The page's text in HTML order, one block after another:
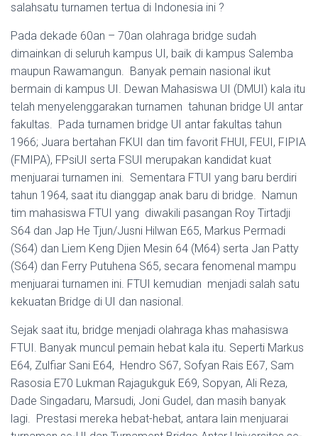
salahsatu turnamen tertua di Indonesia ini ?
Pada dekade 60an – 70an olahraga bridge sudah
dimainkan di seluruh kampus UI, baik di kampus Salemba
maupun Rawamangun. Banyak pemain nasional ikut
bermain di kampus UI. Dewan Mahasiswa UI (DMUI) kala itu
telah menyelenggarakan turnamen tahunan bridge UI antar
fakultas. Pada turnamen bridge UI antar fakultas tahun
1966; Juara bertahan FKUI dan tim favorit FHUI, FEUI, FIPIA
(FMIPA), FPsiUI serta FSUI merupakan kandidat kuat
menjuarai turnamen ini. Sementara FTUI yang baru berdiri
tahun 1964, saat itu dianggap anak baru di bridge. Namun
tim mahasiswa FTUI yang diwakili pasangan Roy Tirtadji
S64 dan Jap He Tjun/Jusni Hilwan E65, Markus Permadi
(S64) dan Liem Keng Djien Mesin 64 (M64) serta Jan Patty
(S64) dan Ferry Putuhena S65, secara fenomenal mampu
menjuarai turnamen ini. FTUI kemudian menjadi salah satu
kekuatan Bridge di UI dan nasional.
Sejak saat itu, bridge menjadi olahraga khas mahasiswa
FTUI. Banyak muncul pemain hebat kala itu. Seperti Markus
E64, Zulfiar Sani E64, Hendro S67, Sofyan Rais E67, Sam
Rasosia E70 Lukman Rajagukguk E69, Sopyan, Ali Reza,
Dade Singadaru, Marsudi, Joni Gudel, dan masih banyak
lagi. Prestasi mereka hebat-hebat, antara lain menjuarai